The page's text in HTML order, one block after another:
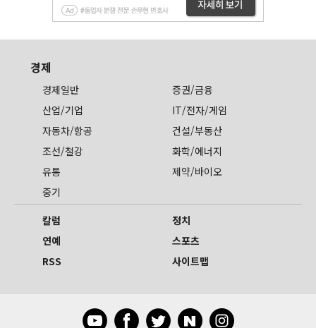
경제
경제일반
증권/금융
산업/기업
IT/전자/게임
자동차/항공
건설/부동산
조선/철강
화학/에너지
유통
제약/바이오
중기
칼럼
정치
연예
스포츠
RSS
사이트맵